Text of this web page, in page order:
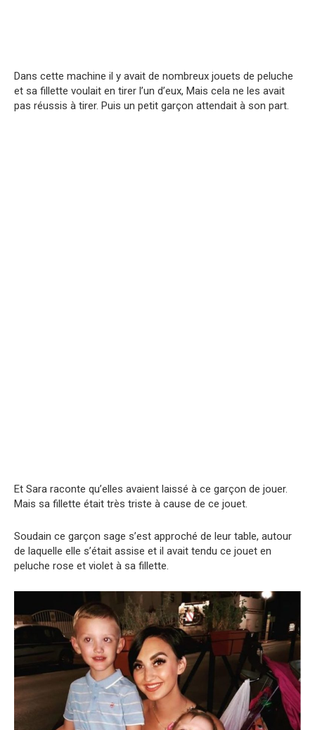
Dans cette machine il y avait de nombreux jouets de peluche
et sa fillette voulait en tirer l’un d’eux, Mais cela ne les avait
pas réussis à tirer. Puis un petit garçon attendait à son part.
Et Sara raconte qu’elles avaient laissé à ce garçon de jouer.
Mais sa fillette était très triste à cause de ce jouet.
Soudain ce garçon sage s’est approché de leur table, autour
de laquelle elle s’était assise et il avait tendu ce jouet en
peluche rose et violet à sa fillette.